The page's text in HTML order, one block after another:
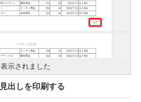
示されました
出しを印刷する